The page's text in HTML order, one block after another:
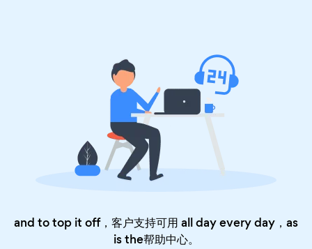
and to top it off，客户支持可用 all day every day，as
is the帮助中心。